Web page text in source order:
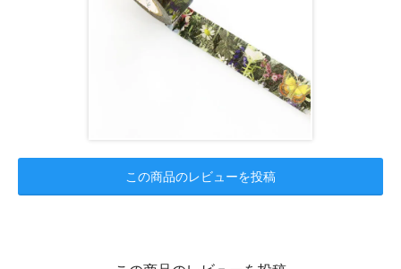
この商品のレビューを投稿